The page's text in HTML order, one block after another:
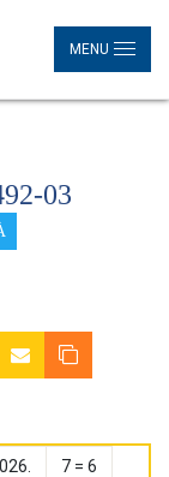
MENU
03
7 = 6